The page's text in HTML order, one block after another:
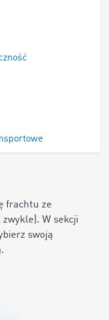
frachtu ze
W sekcji
swoją